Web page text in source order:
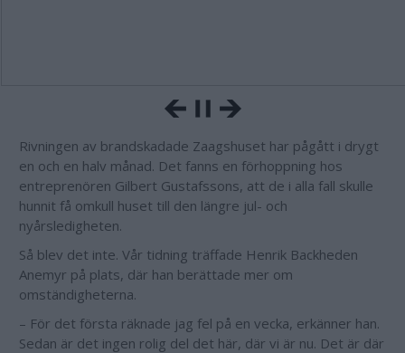
Rivningen av brandskadade Zaagshuset har pågått i drygt
en och en halv månad. Det fanns en förhoppning hos
entreprenören Gilbert Gustafssons, att de i alla fall skulle
hunnit få omkull huset till den längre jul- och
nyårsledigheten.
Så blev det inte. Vår tidning träffade Henrik Backheden
Anemyr på plats, där han berättade mer om
omständigheterna.
– För det första räknade jag fel på en vecka, erkänner han.
Sedan är det ingen rolig del det här, där vi är nu. Det är där